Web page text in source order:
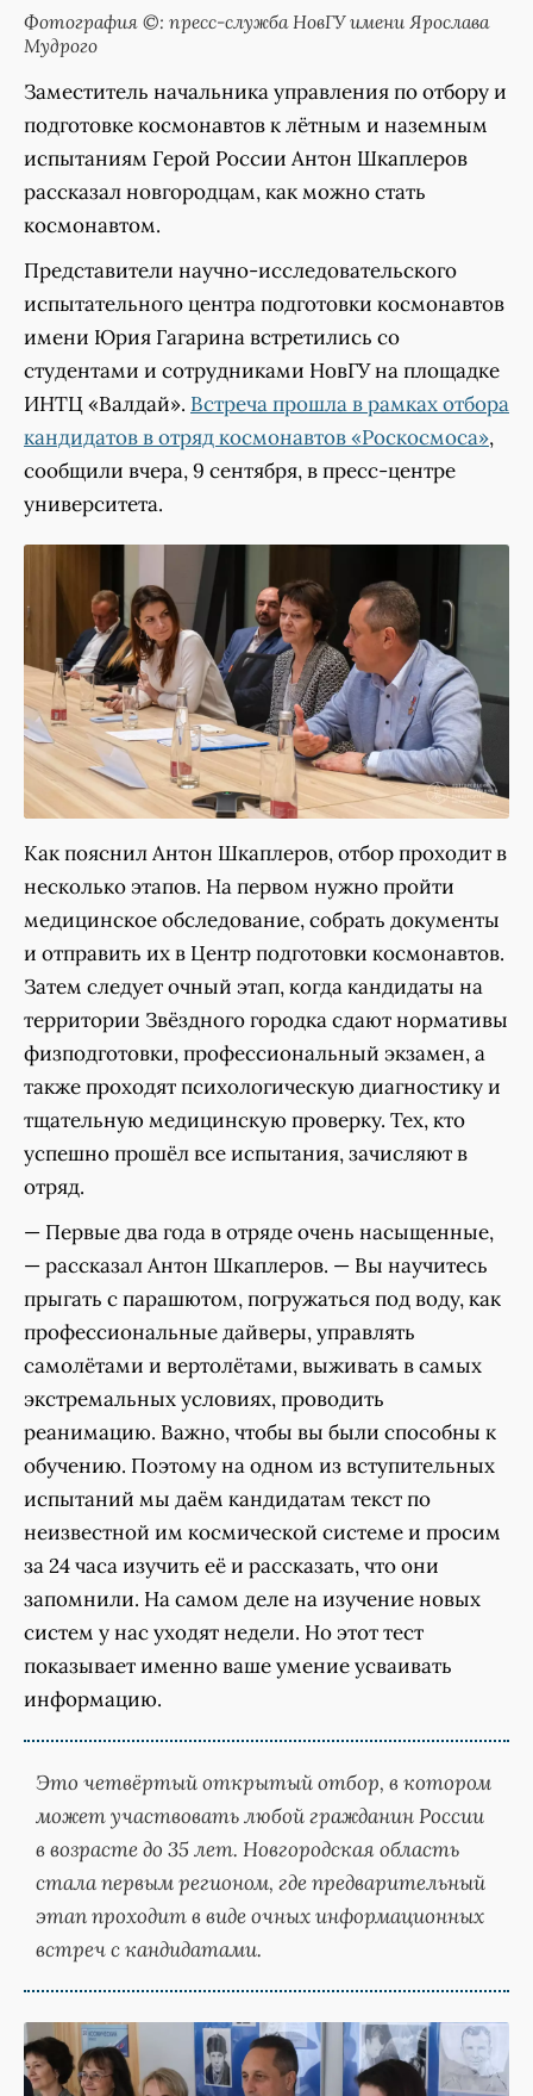
Фотография ©: пресс-служба НовГУ имени Ярослава
Мудрого
Заместитель начальника управления по отбору и
подготовке космонавтов к лётным и наземным
испытаниям Герой России Антон Шкаплеров
рассказал новгородцам, как можно стать
космонавтом.
Представители научно-исследовательского
испытательного центра подготовки космонавтов
имени Юрия Гагарина встретились со
студентами и сотрудниками НовГУ на площадке
ИНТЦ «Валдай». Встреча прошла в рамках отбора
кандидатов в отряд космонавтов «Роскосмоса»,
сообщили вчера, 9 сентября, в пресс-центре
университета.
Как пояснил Антон Шкаплеров, отбор проходит в
несколько этапов. На первом нужно пройти
медицинское обследование, собрать документы
и отправить их в Центр подготовки космонавтов.
Затем следует очный этап, когда кандидаты на
территории Звёздного городка сдают нормативы
физподготовки, профессиональный экзамен, а
также проходят психологическую диагностику и
тщательную медицинскую проверку. Тех, кто
успешно прошёл все испытания, зачисляют в
отряд.
— Первые два года в отряде очень насыщенные,
— рассказал Антон Шкаплеров. — Вы научитесь
прыгать с парашютом, погружаться под воду, как
профессиональные дайверы, управлять
самолётами и вертолётами, выживать в самых
экстремальных условиях, проводить
реанимацию. Важно, чтобы вы были способны к
обучению. Поэтому на одном из вступительных
испытаний мы даём кандидатам текст по
неизвестной им космической системе и просим
за 24 часа изучить её и рассказать, что они
запомнили. На самом деле на изучение новых
систем у нас уходят недели. Но этот тест
показывает именно ваше умение усваивать
информацию.
Это четвёртый открытый отбор, в котором
может участвовать любой гражданин России
в возрасте до 35 лет. Новгородская область
стала первым регионом, где предварительный
этап проходит в виде очных информационных
встреч с кандидатами.